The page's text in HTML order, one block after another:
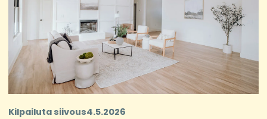
Kilpailuta siivous4.5.2026